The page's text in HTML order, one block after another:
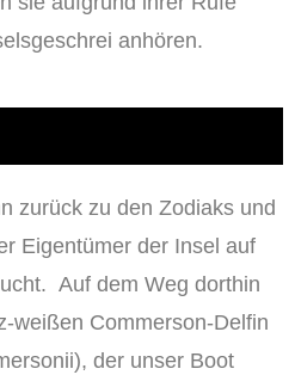
anhören.
zurück zu den Zodiaks und
Eigentümer der Insel auf
Auf dem Weg dorthin
weißen Commerson-Delfin
der unser Boot